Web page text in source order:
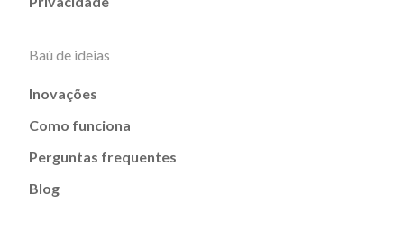
Baú de ideias
Inovações
Como funciona
Perguntas frequentes
Blog